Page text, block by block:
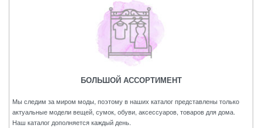
БОЛЬШОЙ АССОРТИМЕНТ
Мы следим за миром моды, поэтому в наших каталог представлены только
актуальные модели вещей, сумок, обуви, аксессуаров, товаров для дома.
Наш каталог дополняется каждый день.